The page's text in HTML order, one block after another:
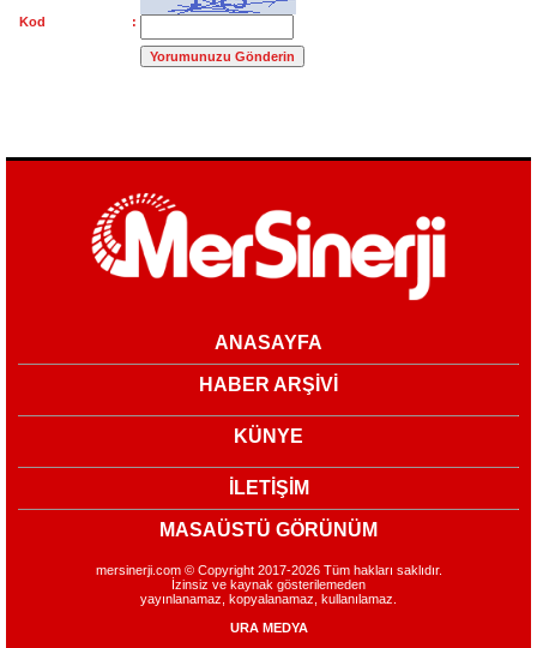
Kod :
ANASAYFA
HABER ARŞİVİ
KÜNYE
İLETİŞİM
MASAÜSTÜ GÖRÜNÜM
mersinerji.com © Copyright 2017-2026 Tüm hakları saklıdır.
İzinsiz ve kaynak gösterilemeden
yayınlanamaz, kopyalanamaz, kullanılamaz.
URA MEDYA